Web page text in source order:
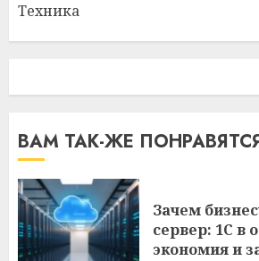
Техника
ВАМ ТАК-ЖЕ
Зачем
сервер: 1С в
экономия и